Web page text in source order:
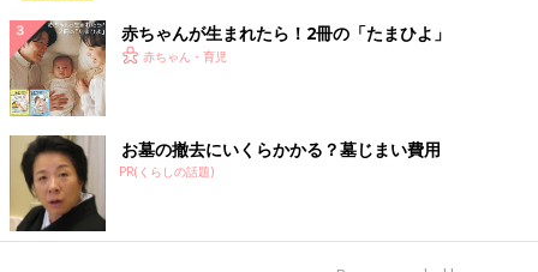
赤ちゃんが生まれたら！2冊の「たまひよ」
赤ちゃん・育児
お墓の撤去にいくらかかる？墓じまい費用
PR(くらしの話題)